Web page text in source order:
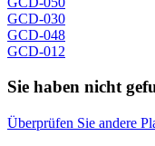
GCD-030
GCD-048
GCD-012
Sie haben nicht
Überprüfen Sie andere